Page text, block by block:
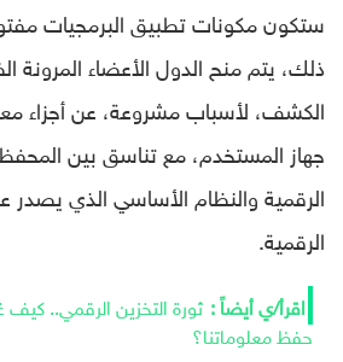
ستكون مكونات تطبيق البرمجيات
ذلك، يتم منح الدول الأعضاء المرونة
الكشف، لأسباب مشروعة، عن أجزاء
جهاز المستخدم، مع تناسق بين
الرقمية والنظام الأساسي الذي يصدر
الرقمية.
ثورة التخزين الرقمي.. كيف
حفظ معلوماتنا؟